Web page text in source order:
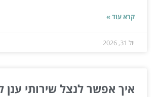
קרא עוד »
יול 31, 2026
איך אפשר לנצל שירותי ענן